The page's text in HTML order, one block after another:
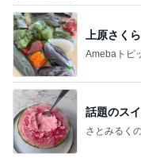
上原さく
Amebaトピ
話題のス
さとみるく